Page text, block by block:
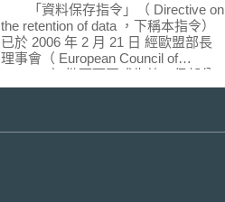
「資料保存指令」（ Directive on
the retention of data ，下稱本指令）
已於 2006 年 2 月 21 日 經歐盟部長
理事會（ European Council of
Minister ）批可而正式生效。但部分
歐盟國家，如愛爾蘭（ Irish ）與斯洛